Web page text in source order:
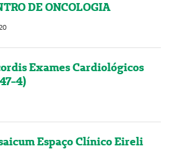
DE ONCOLOGIA
Exames Cardiológicos
4)
Espaço Clínico Eireli